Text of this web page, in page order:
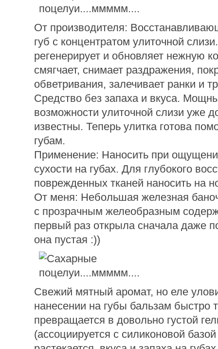
От производителя:
губ с концентратом улиточной
регенерирует и обновляет нежную
смягчает, снимает раздражения,
обветривания, залечивает ранки и
Средство без запаха и вкуса.
возможности улиточной слизи уже
известны. Теперь улитка готова
губам.
Применение: Наносить при
сухости на губах. Для глубокого
поврежденных тканей наносить на
От меня: Небольшая железная
с прозрачным желеобразным
первый раз открыла сначала даже
она пустая :))
Свежий мятный аромат, но еле
нанесении на губы бальзам быстро
превращается в довольно густой
(ассоциируется с силиконовой